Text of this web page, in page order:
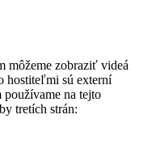
môžeme zobraziť videá
hostiteľmi sú externí
používame na tejto
tretích strán: